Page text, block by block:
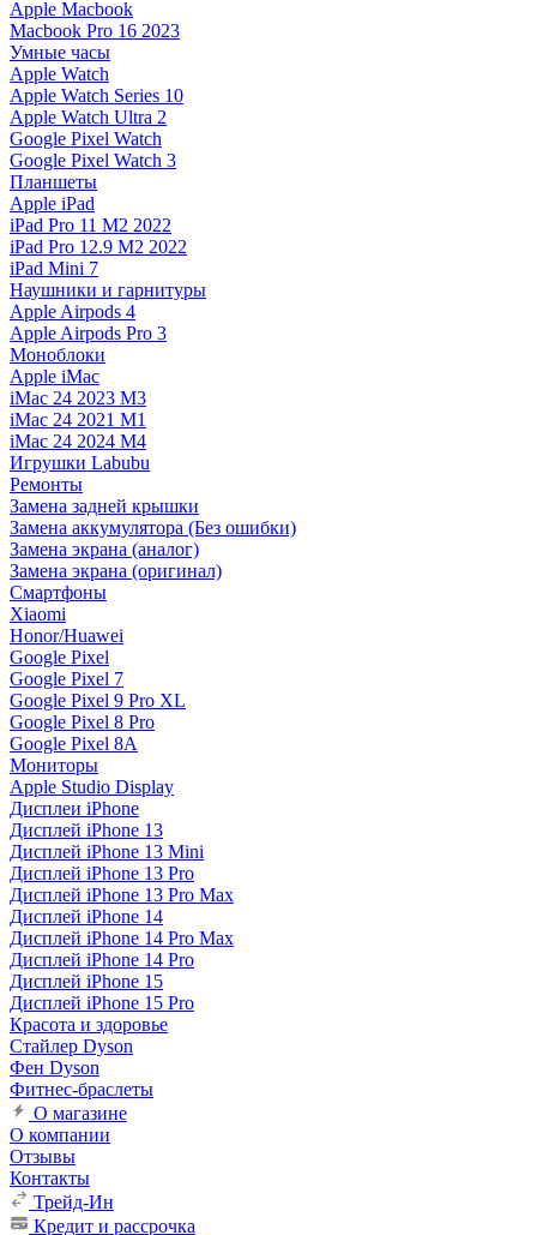
Apple Macbook
Macbook Pro 16 2023
Умные часы
Apple Watch
Apple Watch Series 10
Apple Watch Ultra 2
Google Pixel Watch
Google Pixel Watch 3
Планшеты
Apple iPad
iPad Pro 11 M2 2022
iPad Pro 12.9 M2 2022
iPad Mini 7
Наушники и гарнитуры
Apple Airpods 4
Apple Airpods Pro 3
Моноблоки
Apple iMac
iMac 24 2023 M3
iMac 24 2021 M1
iMac 24 2024 M4
Игрушки Labubu
Ремонты
Замена задней крышки
Замена аккумулятора (Без ошибки)
Замена экрана (аналог)
Замена экрана (оригинал)
Смартфоны
Xiaomi
Honor/Huawei
Google Pixel
Google Pixel 7
Google Pixel 9 Pro XL
Google Pixel 8 Pro
Google Pixel 8A
Мониторы
Apple Studio Display
Дисплеи iPhone
Дисплей iPhone 13
Дисплей iPhone 13 Mini
Дисплей iPhone 13 Pro
Дисплей iPhone 13 Pro Max
Дисплей iPhone 14
Дисплей iPhone 14 Pro Max
Дисплей iPhone 14 Pro
Дисплей iPhone 15
Дисплей iPhone 15 Pro
Красота и здоровье
Стайлер Dyson
Фен Dyson
Фитнес-браслеты
О магазине
О компании
Отзывы
Контакты
Трейд-Ин
Кредит и рассрочка